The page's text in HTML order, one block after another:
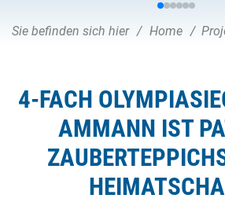
Sie befinden sich hier Home
4-FACH
AMMANN IST